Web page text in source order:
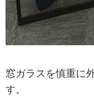
窓ガラスを慎重に
す。